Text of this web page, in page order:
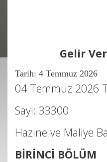
Gelir
Tarih: 4 Temmuz 2026
04 Temmuz 2026
Sayı: 33300
Hazine ve Maliye
BİRİNCİ BÖLÜM